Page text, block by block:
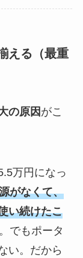
える（最重
の原因 がこ
万円になっ
がなくて、
い続けたこ
でもポータ
い。だから